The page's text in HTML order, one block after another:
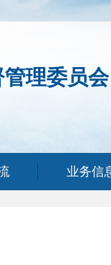
理委员会
业务信